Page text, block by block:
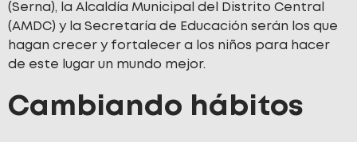
(Serna), la Alcaldía Municipal del Distrito Central
(AMDC) y la Secretaría de Educación serán los que
hagan crecer y fortalecer a los niños para hacer
de este lugar un mundo mejor.
Cambiando hábitos